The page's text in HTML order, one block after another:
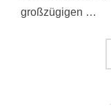
großzügigen …